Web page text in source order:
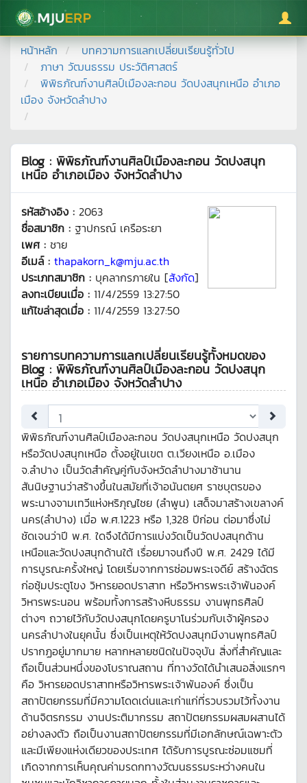
มหาวิทยาลัยแม่โจ้
หน้าหลัก
บทความการแลกเปลี่ยนเรียนรู้ทั่วไป
ภาษา วัฒนธรรม ประวัติศาสตร์
พิพิธภัณฑ์งานศิลป์เมืองละกอน วัดปงสนุกเหนือ อำเภอ
เมือง จังหวัดลำปาง
Blog : พิพิธภัณฑ์งานศิลป์เมืองละกอน วัดปงสนุก
เหนือ อำเภอเมือง จังหวัดลำปาง
รหัสอ้างอิง : 2063
ชื่อสมาชิก : ฐาปกรณ์ เครือระยา
เพศ : ชาย
อีเมล์ : thapakorn_k@mju.ac.th
ประเภทสมาชิก : บุคลากรภายใน [สังกัด]
ลงทะเบียนเมื่อ : 11/4/2559 13:27:50
แก้ไขล่าสุดเมื่อ : 11/4/2559 13:27:50
รายการบทความการแลกเปลี่ยนเรียนรู้ทั้งหมดของ
Blog : พิพิธภัณฑ์งานศิลป์เมืองละกอน วัดปงสนุก
เหนือ อำเภอเมือง จังหวัดลำปาง
พิพิธภัณฑ์งานศิลป์เมืองละกอน วัดปงสนุกเหนือ วัดปงสนุก
หรือวัดปงสนุกเหนือ ตั้งอยู่ในเขต ต.เวียงเหนือ อ.เมือง
จ.ลำปาง เป็นวัดสำคัญคู่กับจังหวัดลำปางมาช้านาน
สันนิษฐานว่าสร้างขึ้นในสมัยที่เจ้าอนันตยศ ราชบุตรของ
พระนางจามเทวีแห่งหริภุญไชย (ลำพูน) เสด็จมาสร้างเขลางค์
นคร(ลำปาง) เมื่อ พ.ศ.1223 หรือ 1,328 ปีก่อน ต่อมาซึ่งไม่
ชัดเจนว่าปี พ.ศ. ใดจึงได้มีการแบ่งวัดเป็นวัดปงสนุกด้าน
เหนือและวัดปงสนุกด้านใต้ เรื่อยมาจนถึงปี พ.ศ. 2429 ได้มี
การบูรณะครั้งใหญ่ โดยเริ่มจากการซ่อมพระเจดีย์ สร้างฉัตร
ก่อซุ้มประตูโขง วิหารยอดปราสาท หรือวิหารพระเจ้าพันองค์
วิหารพระนอน พร้อมทั้งการสร้างหีบธรรม งานพุทธศิลป์
ต่างๆ ถวายไว้กับวัดปงสนุกโดยครูบาโนร่วมกับเจ้าผู้ครอง
นครลำปางในยุคนั้น ซึ่งเป็นเหตุให้วัดปงสนุกมีงานพุทธศิลป์
ปรากฏอยู่มากมาย หลากหลายชนิดในปัจจุบัน สิ่งที่สำคัญและ
ถือเป็นส่วนหนึ่งของโบราณสถาน ที่ทางวัดได้นำเสนอสิ่งแรกๆ
คือ วิหารยอดปราสาทหรือวิหารพระเจ้าพันองค์ ซึ่งเป็น
สถาปัตยกรรมที่มีความโดดเด่นและเก่าแก่ที่รวบรวมไว้ทั้งงาน
ด้านจิตรกรรม งานประติมากรรม สถาปัตยกรรมผสมผสานได้
อย่างลงตัว ถือเป็นงานสถาปัตยกรรมที่มีเอกลักษณ์เฉพาะตัว
และมีเพียงแห่งเดียวของประเทศ ได้รับการบูรณะซ่อมแซมที่
เกิดจากการเห็นคุณค่ามรดกทางวัฒนธรรมระหว่างคนใน